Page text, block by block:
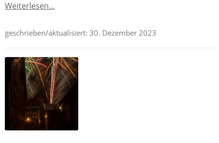
Weiterlesen...
geschrieben/aktualisiert: 30. Dezember 2023